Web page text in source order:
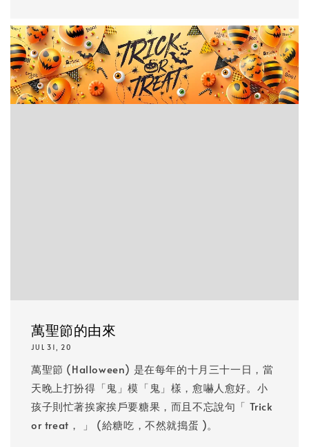
萬聖節的由來
JUL 31, 20
萬聖節 (Halloween) 是在每年的十月三十一日，當
天晚上打扮得「鬼」模「鬼」樣，愈嚇人愈好。小
孩子則忙著挨家挨戶要糖果，而且不忘說句「 Trick
or treat， 」 (給糖吃，不然就搗蛋 )。